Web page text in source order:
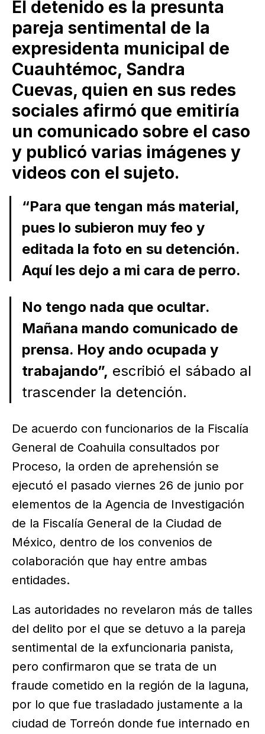
El detenido es la presunta
pareja sentimental de la
expresidenta municipal de
Cuauhtémoc, Sandra
Cuevas, quien en sus redes
sociales afirmó que emitiría
un comunicado sobre el caso
y publicó varias imágenes y
videos con el sujeto.
“Para que tengan más material,
pues lo subieron muy feo y
editada la foto en su detención.
Aquí les dejo a mi cara de perro.
No tengo nada que ocultar.
Mañana mando comunicado de
prensa. Hoy ando ocupada y
trabajando”, escribió el sábado al
trascender la detención.
De acuerdo con funcionarios de la Fiscalía
General de Coahuila consultados por
Proceso, la orden de aprehensión se
ejecutó el pasado viernes 26 de junio por
elementos de la Agencia de Investigación
de la Fiscalía General de la Ciudad de
México, dentro de los convenios de
colaboración que hay entre ambas
entidades.
Las autoridades no revelaron más de talles
del delito por el que se detuvo a la pareja
sentimental de la exfuncionaria panista,
pero confirmaron que se trata de un
fraude cometido en la región de la laguna,
por lo que fue trasladado justamente a la
ciudad de Torreón donde fue internado en